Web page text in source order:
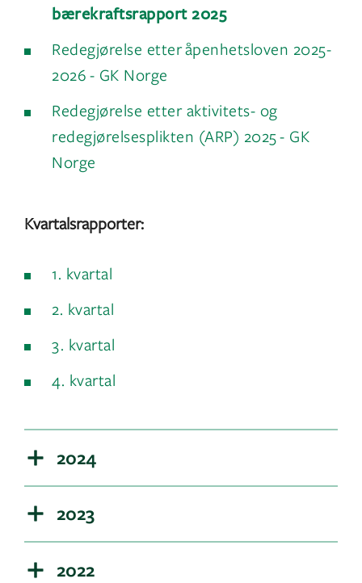
bærekraftsrapport 2025
Redegjørelse etter åpenhetsloven 2025-
2026 - GK Norge
Redegjørelse etter aktivitets- og
redegjørelsesplikten (ARP) 2025 - GK
Norge
Kvartalsrapporter:
1. kvartal
2. kvartal
3. kvartal
4. kvartal
2024
2023
2022